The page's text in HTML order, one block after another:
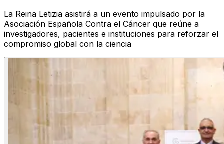
La Reina Letizia asistirá a un evento impulsado por la
Asociación Española Contra el Cáncer que reúne a
investigadores, pacientes e instituciones para reforzar el
compromiso global con la ciencia